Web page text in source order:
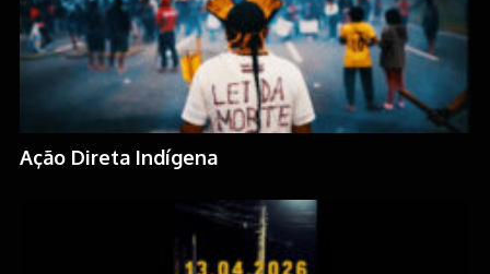
Ação Direta Indígena